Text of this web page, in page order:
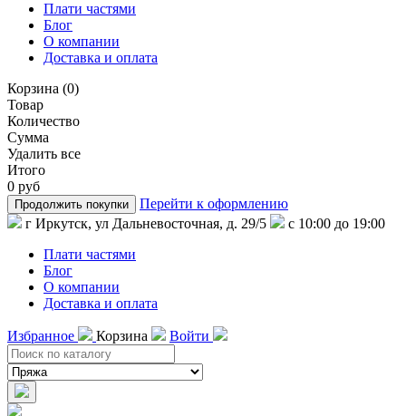
Плати частями
Блог
О компании
Доставка и оплата
Корзина (0)
Товар
Количество
Сумма
Удалить все
Итого
0 руб
Продолжить покупки
Перейти к оформлению
г Иркутск, ул Дальневосточная, д. 29/5
с 10:00 до 19:00
Плати частями
Блог
О компании
Доставка и оплата
Избранное Корзина Войти